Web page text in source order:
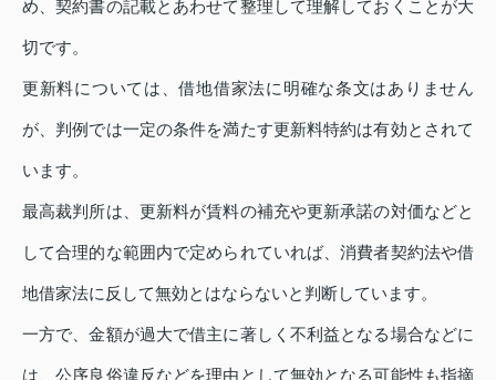
め、契約書の記載とあわせて整理して理解しておくことが大
切です。
更新料については、借地借家法に明確な条文はありません
が、判例では一定の条件を満たす更新料特約は有効とされて
います。
最高裁判所は、更新料が賃料の補充や更新承諾の対価などと
して合理的な範囲内で定められていれば、消費者契約法や借
地借家法に反して無効とはならないと判断しています。
一方で、金額が過大で借主に著しく不利益となる場合などに
は、公序良俗違反などを理由として無効となる可能性も指摘